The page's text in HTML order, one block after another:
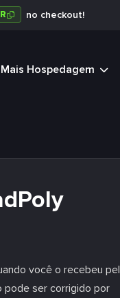
no checkout!
Mais Hospedagem
você o recebeu
pode ser corrigido por